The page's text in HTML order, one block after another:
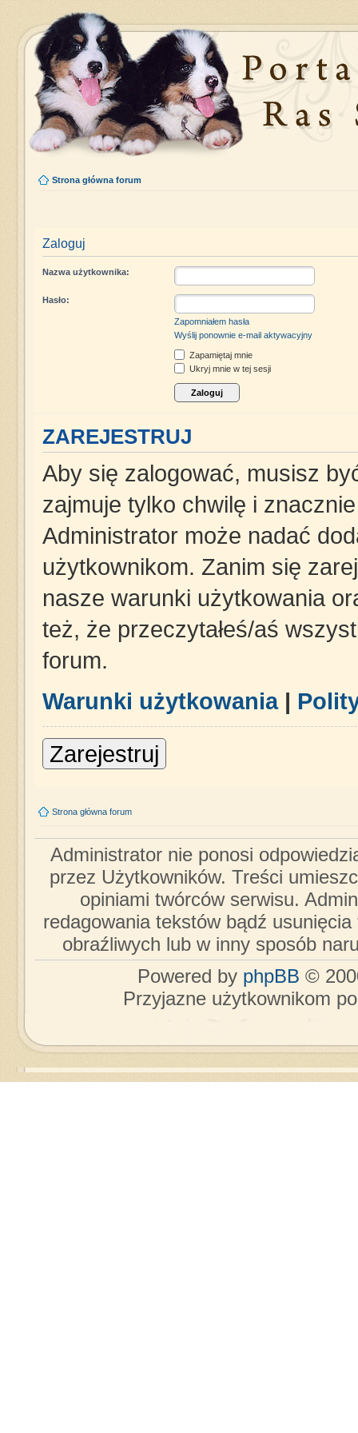
Strona główna forum
Zaloguj
Nazwa użytkownika:
Hasło:
Zapomniałem hasła
Wyślij ponownie e-mail aktywacyjny
Zapamiętaj mnie
Ukryj mnie w tej sesji
ZAREJESTRUJ
Aby się zalogować, musisz
zajmuje tylko chwilę i
Administrator może nadać
użytkownikom. Zanim się
nasze warunki użytkowania
też, że przeczytałeś/aś
forum.
Warunki użytkowania|
Zarejestruj
Strona główna forum
Administrator nie ponosi
przez Użytkowników. Treści
opiniami twórców serwisu.
redagowania tekstów bądź
obraźliwych lub w inny sposób
Powered by phpBB ©
Przyjazne użytkownikom